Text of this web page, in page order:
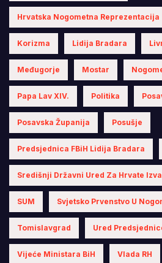
Hrvatska Nogometna Reprezentacija
Korizma Lidija Bradara
Međugorje Mostar
Papa Lav XIV. Politika
Posavska Županija Posušje
Predsjednica FBiH Lidija Bradara
Središnji Državni Ured Za Hrvate
SUM Svjetsko Prvenstvo U
Tomislavgrad Ured
Vijeće Ministara BiH Vlada RH